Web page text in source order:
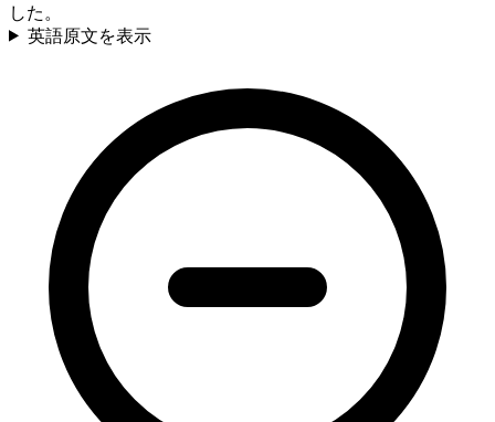
した。
英語原文を表示